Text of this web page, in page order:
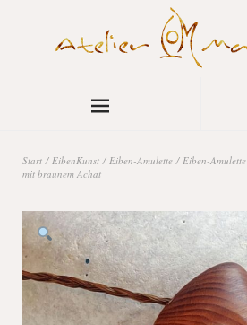
Start / EibenKunst / Eiben-Amulette / Eiben-
mit braunem Achat